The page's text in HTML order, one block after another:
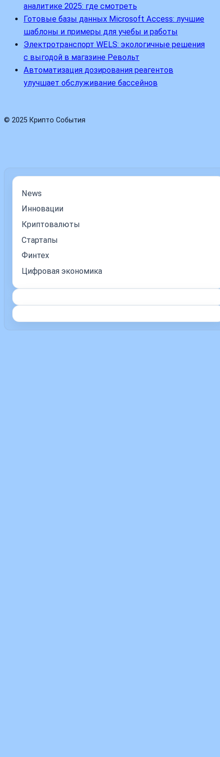
аналитике 2025: где смотреть
Готовые базы данных Microsoft Access: лучшие
шаблоны и примеры для учебы и работы
Электротранспорт WELS: экологичные решения
с выгодой в магазине Револьт
Автоматизация дозирования реагентов
улучшает обслуживание бассейнов
© 2025 Крипто События
News
Инновации
Криптовалюты
Стартапы
Финтех
Цифровая экономика